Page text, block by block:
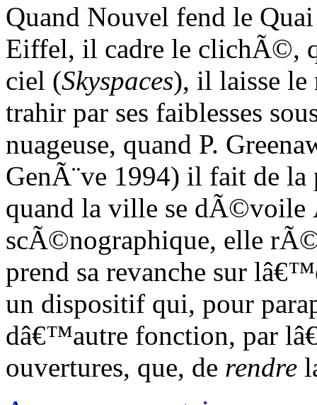
Quand Nouvel fend le
Eiffel, il cadre le clichÃ©,
ciel (Skyspaces), il laisse le
trahir par ses faiblesses
nuageuse, quand P.
GenÃ¨ve 1994) il fait de la
quand la ville se
scÃ©nographique, elle
prend sa revanche sur
un dispositif qui, pour
dâ€™autre fonction, par
ouvertures, que, de rendre